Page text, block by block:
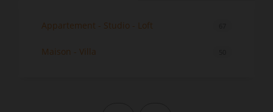
Appartement - Studio - Loft
Maison - Villa